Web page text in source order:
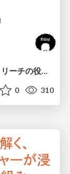
企業の研究開発チームにおける アウトリーチの役割 を整理してみた
0 310